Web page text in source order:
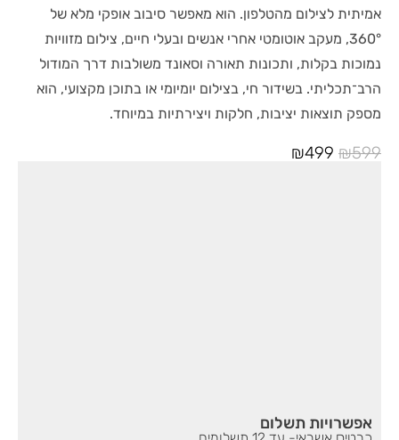
אמיתית לצילום מהטלפון. הוא מאפשר סיבוב אופקי מלא של
‎360°‎, מעקב אוטומטי אחרי אנשים ובעלי חיים, צילום מזוויות
נמוכות בקלות, ותכונות תאורה וסאונד משולבות דרך המודול
הרב־תכליתי. בשידור חי, בצילום יומיומי או בתוכן מקצועי, הוא
מספק תוצאות יציבות, חלקות ויצירתיות במיוחד.
₪599
₪499
אפשרויות תשלום